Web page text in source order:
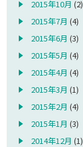
2015年10月 (2)
2015年7月 (4)
2015年6月 (3)
2015年5月 (4)
2015年4月 (4)
2015年3月 (1)
2015年2月 (4)
2015年1月 (3)
2014年12月 (1)